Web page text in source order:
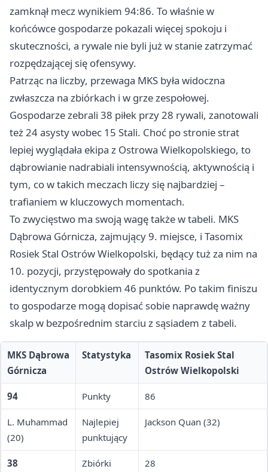
zamknął mecz wynikiem 94:86. To właśnie w
końcówce gospodarze pokazali więcej spokoju i
skuteczności, a rywale nie byli już w stanie zatrzymać
rozpędzającej się ofensywy.
Patrząc na liczby, przewaga MKS była widoczna
zwłaszcza na zbiórkach i w grze zespołowej.
Gospodarze zebrali 38 piłek przy 28 rywali, zanotowali
też 24 asysty wobec 15 Stali. Choć po stronie strat
lepiej wyglądała ekipa z Ostrowa Wielkopolskiego, to
dąbrowianie nadrabiali intensywnością, aktywnością i
tym, co w takich meczach liczy się najbardziej –
trafianiem w kluczowych momentach.
To zwycięstwo ma swoją wagę także w tabeli. MKS
Dąbrowa Górnicza, zajmujący 9. miejsce, i Tasomix
Rosiek Stal Ostrów Wielkopolski, będący tuż za nim na
10. pozycji, przystępowały do spotkania z
identycznym dorobkiem 46 punktów. Po takim finiszu
to gospodarze mogą dopisać sobie naprawdę ważny
skalp w bezpośrednim starciu z sąsiadem z tabeli.
MKS Dąbrowa
Górnicza
Statystyka
Tasomix Rosiek Stal
Ostrów Wielkopolski
94 Punkty 86
L. Muhammad
(20)
Najlepiej
punktujący
Jackson Quan (32)
38 Zbiórki 28